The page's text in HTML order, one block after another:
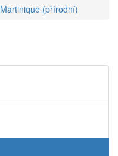
Martinique (přírodní)